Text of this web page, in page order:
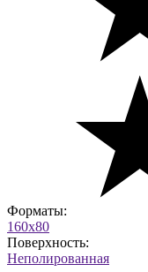
Форматы:
160x80
Поверхность:
Неполированная